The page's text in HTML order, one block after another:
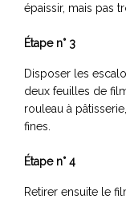
épaissir, mais pas
Étape n° 3
Disposer les
deux feuilles de
rouleau à
fines.
Étape n° 4
Retirer ensuite le